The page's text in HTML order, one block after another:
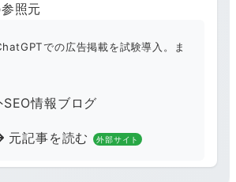
照元
での広告掲載を試験導入。ま
情報ブログ
元記事を読む 外部サイト